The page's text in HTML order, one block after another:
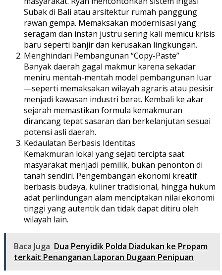
Subak di Bali atau arsitektur rumah panggung
rawan gempa. Memaksakan modernisasi yang
seragam dan instan justru sering kali memicu krisis
baru seperti banjir dan kerusakan lingkungan.
Menghindari Pembangunan “Copy-Paste”
Banyak daerah gagal makmur karena sekadar
meniru mentah-mentah model pembangunan luar
—seperti memaksakan wilayah agraris atau pesisir
menjadi kawasan industri berat. Kembali ke akar
sejarah memastikan formula kemakmuran
dirancang tepat sasaran dan berkelanjutan sesuai
potensi asli daerah.
Kedaulatan Berbasis Identitas
Kemakmuran lokal yang sejati tercipta saat
masyarakat menjadi pemilik, bukan penonton di
tanah sendiri. Pengembangan ekonomi kreatif
berbasis budaya, kuliner tradisional, hingga hukum
adat perlindungan alam menciptakan nilai ekonomi
tinggi yang autentik dan tidak dapat ditiru oleh
wilayah lain.
Baca Juga Dua Penyidik Polda Diadukan ke Propam
terkait Penanganan Laporan Dugaan Penipuan